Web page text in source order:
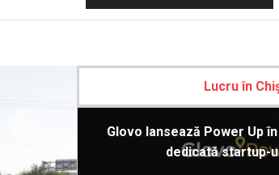
Lucru în
Glovo lansează Power Up
dedicată startup-